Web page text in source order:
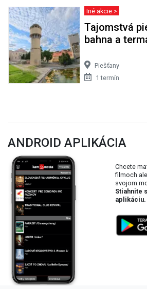
Iné akcie >
Tajomstvá
bahna a
Piešťany
1 termín
ANDROID APLIKÁCIA
Chcete
filmoch
svojom
Stiahnite
aplikáciu.